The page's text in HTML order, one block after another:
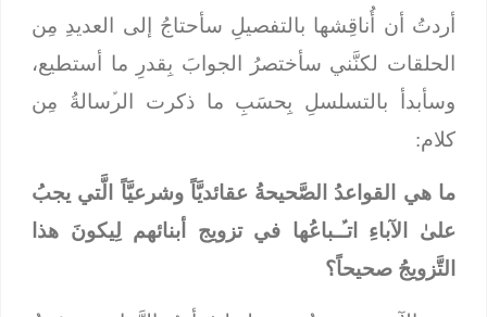
أردتُ أن أُناقِشها بالتفصيلِ سأحتاجُ إلى العديدِ مِن
الحلقات لكنَّني سأختصرُ الجوابَ بِقدرِ ما أستطيع،
وسأبدأ بالتسلسلِ بِحسَبِ ما ذكرت الرﱢسالةُ مِن
كلام:
ما هي القواعدُ الصَّحيحةُ عقائديَّاً وشرعيَّاً الَّتي يجبُ
علىٰ الآباءِ اتـﱢـباعُها في تزويج أبنائهم لِيكونَ هذا
التَّزويجُ صحيحاً؟